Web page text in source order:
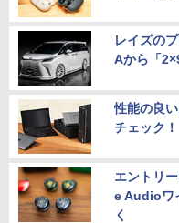
レイズの
Aから「
性能の良
チェック！
エントリ
e Audioワ
く